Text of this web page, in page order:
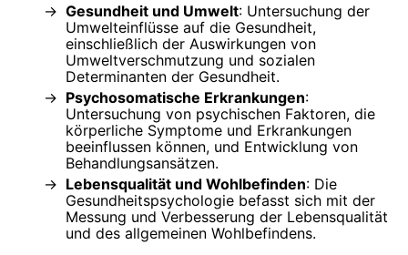
Gesundheit und Umwelt: Untersuchung der
Umwelteinflüsse auf die Gesundheit,
einschließlich der Auswirkungen von
Umweltverschmutzung und sozialen
Determinanten der Gesundheit.
Psychosomatische Erkrankungen:
Untersuchung von psychischen Faktoren, die
körperliche Symptome und Erkrankungen
beeinflussen können, und Entwicklung von
Behandlungsansätzen.
Lebensqualität und Wohlbefinden: Die
Gesundheitspsychologie befasst sich mit der
Messung und Verbesserung der Lebensqualität
und des allgemeinen Wohlbefindens.